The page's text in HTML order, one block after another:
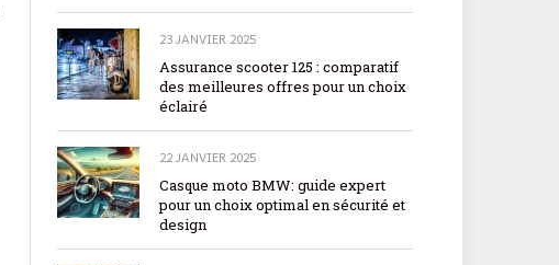
23 JANVIER 2025
Assurance scooter 125 : comparatif
des meilleures offres pour un choix
éclairé
22 JANVIER 2025
Casque moto BMW: guide expert
pour un choix optimal en sécurité et
design